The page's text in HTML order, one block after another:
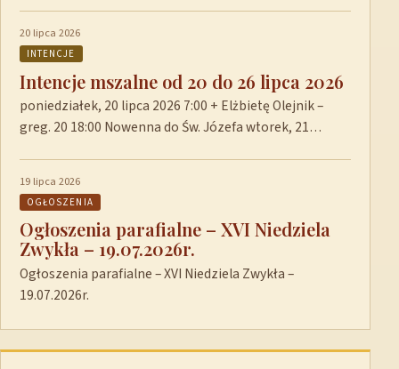
20 lipca 2026
INTENCJE
Intencje mszalne od 20 do 26 lipca 2026
poniedziałek, 20 lipca 2026 7:00 + Elżbietę Olejnik –
greg. 20 18:00 Nowenna do Św. Józefa wtorek, 21…
19 lipca 2026
OGŁOSZENIA
Ogłoszenia parafialne – XVI Niedziela
Zwykła – 19.07.2026r.
Ogłoszenia parafialne – XVI Niedziela Zwykła –
19.07.2026r.